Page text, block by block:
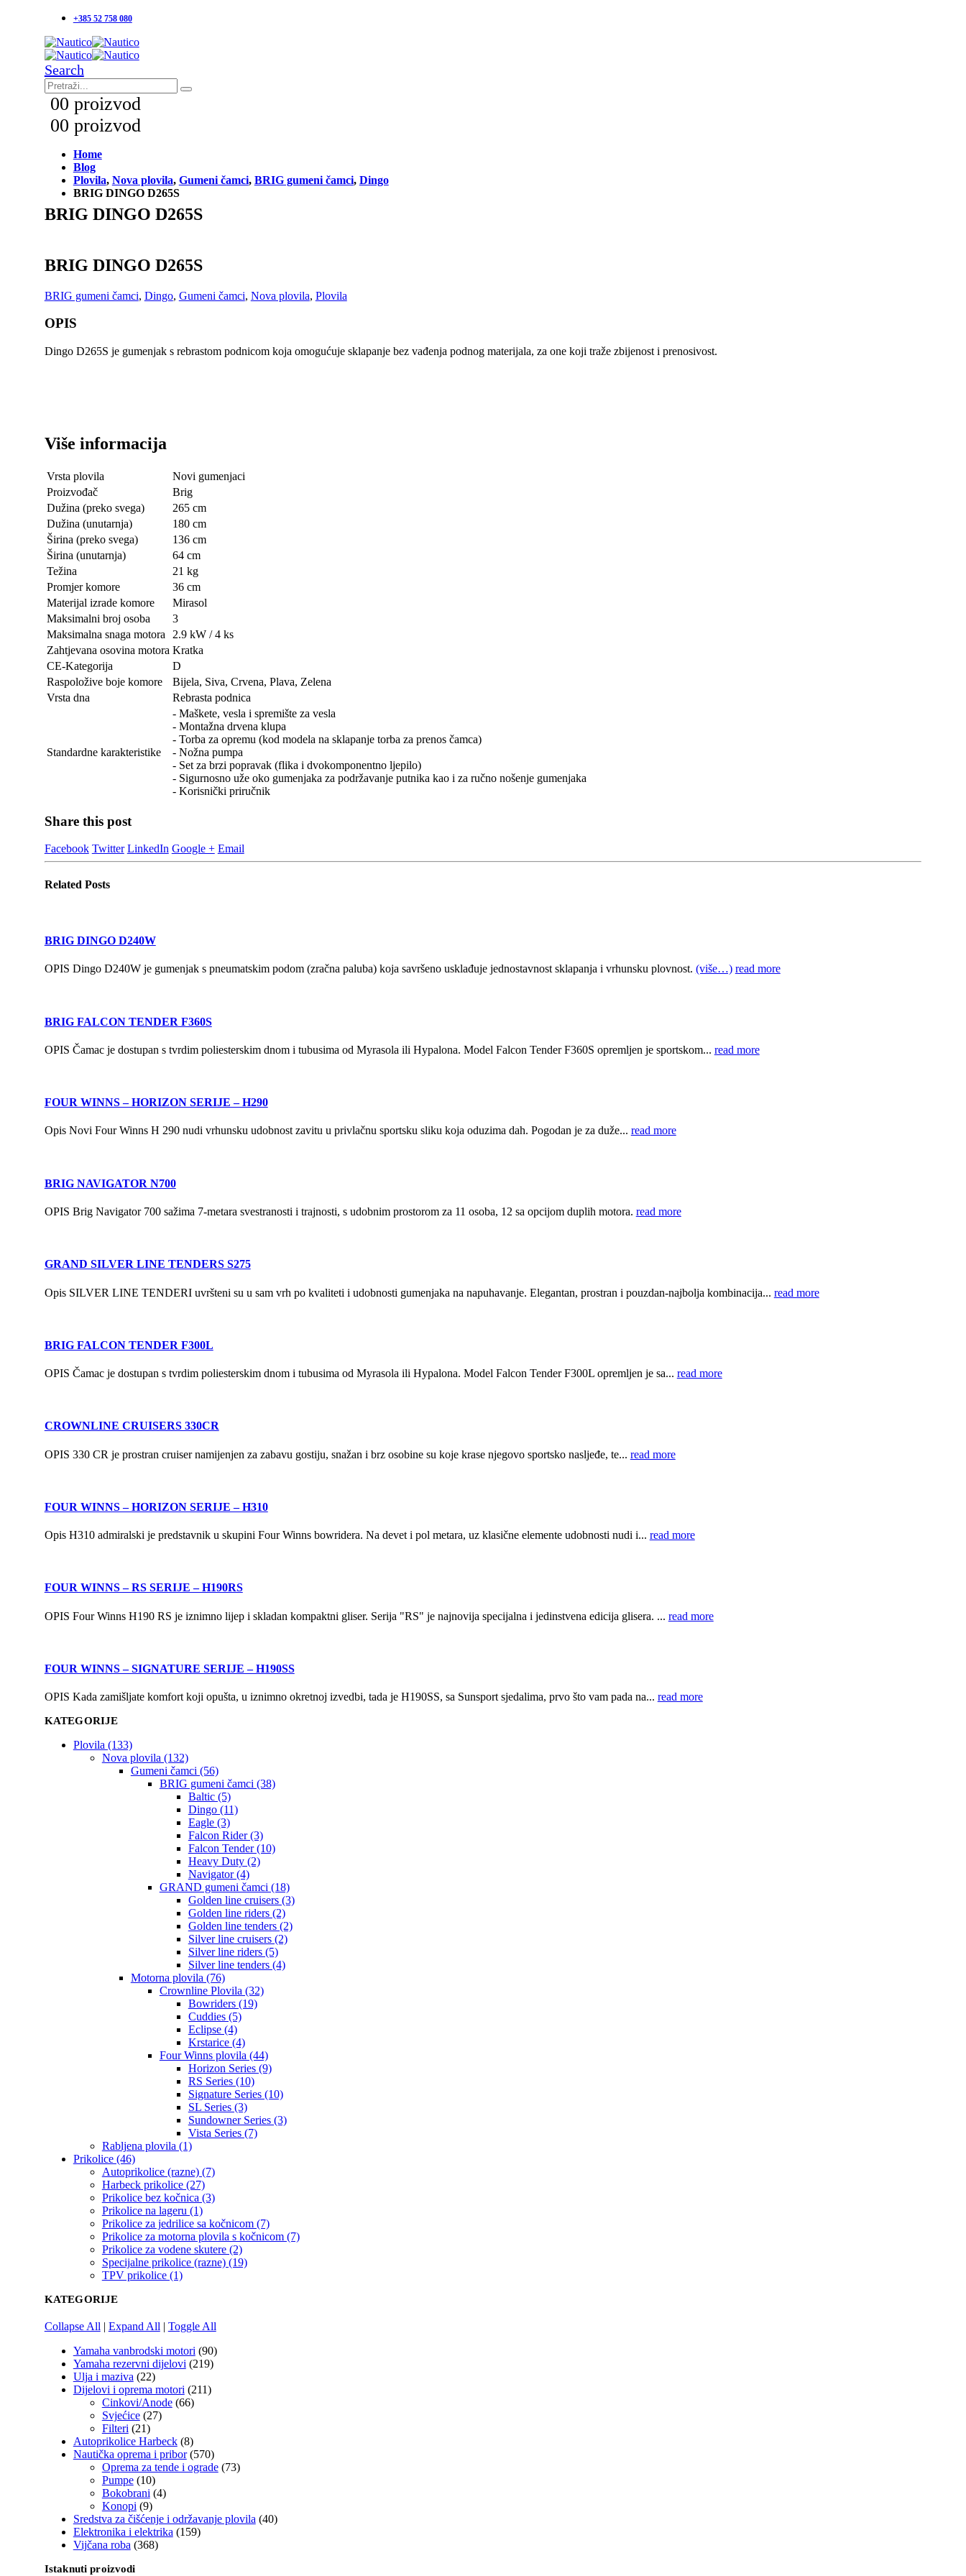
+385 52 758 080
Search
00 proizvod
00 proizvod
Home
Blog
Plovila, Nova plovila, Gumeni čamci, BRIG gumeni čamci, Dingo
BRIG DINGO D265S
BRIG DINGO D265S
BRIG DINGO D265S
BRIG gumeni čamci, Dingo, Gumeni čamci, Nova plovila, Plovila
OPIS
Dingo D265S je gumenjak s rebrastom podnicom koja omogućuje sklapanje bez vađenja podnog materijala, za one koji traže zbijenost i prenosivost.
Više informacija
Vrsta plovila
Novi gumenjaci
Proizvođač
Brig
Dužina (preko svega)
265 cm
Dužina (unutarnja)
180 cm
Širina (preko svega)
136 cm
Širina (unutarnja)
64 cm
Težina
21 kg
Promjer komore
36 cm
Materijal izrade komore
Mirasol
Maksimalni broj osoba
3
Maksimalna snaga motora
2.9 kW / 4 ks
Zahtjevana osovina motora Kratka
CE-Kategorija
D
Raspoložive boje komore
Bijela, Siva, Crvena, Plava, Zelena
Vrsta dna
Rebrasta podnica
Standardne karakteristike
- Maškete, vesla i spremište za vesla
- Montažna drvena klupa
- Torba za opremu (kod modela na sklapanje torba za prenos čamca)
- Nožna pumpa
- Set za brzi popravak (flika i dvokomponentno ljepilo)
- Sigurnosno uže oko gumenjaka za podržavanje putnika kao i za ručno nošenje gumenjaka
- Korisnički priručnik
Share this post
Facebook Twitter LinkedIn Google + Email
Related Posts
BRIG DINGO D240W
OPIS Dingo D240W je gumenjak s pneumatskim podom (zračna paluba) koja savršeno usklađuje jednostavnost sklapanja i vrhunsku plovnost. (više…) read more
BRIG FALCON TENDER F360S
OPIS Čamac je dostupan s tvrdim poliesterskim dnom i tubusima od Myrasola ili Hypalona. Model Falcon Tender F360S opremljen je sportskom... read more
FOUR WINNS – HORIZON SERIJE – H290
Opis Novi Four Winns H 290 nudi vrhunsku udobnost zavitu u privlačnu sportsku sliku koja oduzima dah. Pogodan je za duže... read more
BRIG NAVIGATOR N700
OPIS Brig Navigator 700 sažima 7-metara svestranosti i trajnosti, s udobnim prostorom za 11 osoba, 12 sa opcijom duplih motora. read more
GRAND SILVER LINE TENDERS S275
Opis SILVER LINE TENDERI uvršteni su u sam vrh po kvaliteti i udobnosti gumenjaka na napuhavanje. Elegantan, prostran i pouzdan-najbolja kombinacija... read more
BRIG FALCON TENDER F300L
OPIS Čamac je dostupan s tvrdim poliesterskim dnom i tubusima od Myrasola ili Hypalona. Model Falcon Tender F300L opremljen je sa... read more
CROWNLINE CRUISERS 330CR
OPIS 330 CR je prostran cruiser namijenjen za zabavu gostiju, snažan i brz osobine su koje krase njegovo sportsko nasljeđe, te... read more
FOUR WINNS – HORIZON SERIJE – H310
Opis H310 admiralski je predstavnik u skupini Four Winns bowridera. Na devet i pol metara, uz klasične elemente udobnosti nudi i... read more
FOUR WINNS – RS SERIJE – H190RS
OPIS Four Winns H190 RS je iznimno lijep i skladan kompaktni gliser. Serija "RS" je najnovija specijalna i jedinstvena edicija glisera. ... read more
FOUR WINNS – SIGNATURE SERIJE – H190SS
OPIS Kada zamišljate komfort koji opušta, u iznimno okretnoj izvedbi, tada je H190SS, sa Sunsport sjedalima, prvo što vam pada na... read more
KATEGORIJE
Plovila (133)
Nova plovila (132)
Gumeni čamci (56)
BRIG gumeni čamci (38)
Baltic (5)
Dingo (11)
Eagle (3)
Falcon Rider (3)
Falcon Tender (10)
Heavy Duty (2)
Navigator (4)
GRAND gumeni čamci (18)
Golden line cruisers (3)
Golden line riders (2)
Golden line tenders (2)
Silver line cruisers (2)
Silver line riders (5)
Silver line tenders (4)
Motorna plovila (76)
Crownline Plovila (32)
Bowriders (19)
Cuddies (5)
Eclipse (4)
Krstarice (4)
Four Winns plovila (44)
Horizon Series (9)
RS Series (10)
Signature Series (10)
SL Series (3)
Sundowner Series (3)
Vista Series (7)
Rabljena plovila (1)
Prikolice (46)
Autoprikolice (razne) (7)
Harbeck prikolice (27)
Prikolice bez kočnica (3)
Prikolice na lageru (1)
Prikolice za jedrilice sa kočnicom (7)
Prikolice za motorna plovila s kočnicom (7)
Prikolice za vodene skutere (2)
Specijalne prikolice (razne) (19)
TPV prikolice (1)
KATEGORIJE
Collapse All | Expand All | Toggle All
Yamaha vanbrodski motori (90)
Yamaha rezervni dijelovi (219)
Ulja i maziva (22)
Dijelovi i oprema motori (211)
Cinkovi/Anode (66)
Svjećice (27)
Filteri (21)
Autoprikolice Harbeck (8)
Nautička oprema i pribor (570)
Oprema za tende i ograde (73)
Pumpe (10)
Bokobrani (4)
Konopi (9)
Sredstva za čišćenje i održavanje plovila (40)
Elektronika i elektrika (159)
Vijčana roba (368)
Istaknuti proizvodi